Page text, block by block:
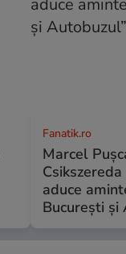
Fanatik.ro
Marcel
aduce
București și